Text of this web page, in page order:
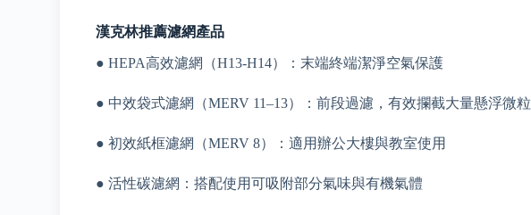
漢克林推薦濾網產品
● HEPA高效濾網（H13-H14）：末端終端潔淨空氣保護
● 中效袋式濾網（MERV 11–13）：前段過濾，有效攔截大量懸浮微粒
● 初效紙框濾網（MERV 8）：適用辦公大樓與教室使用
● 活性碳濾網：搭配使用可吸附部分氣味與有機氣體